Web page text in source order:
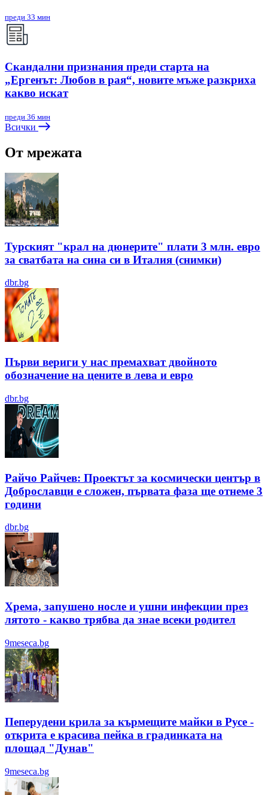
преди 33 мин
Скандални признания преди старта на
„Ергенът: Любов в рая“, новите мъже разкриха
какво искат
преди 36 мин
Всички
От мрежата
Турският "крал на дюнерите" плати 3 млн. евро
за сватбата на сина си в Италия (снимки)
dbr.bg
Първи вериги у нас премахват двойното
обозначение на цените в лева и евро
dbr.bg
Райчо Райчев: Проектът за космически център в
Доброславци е сложен, първата фаза ще отнеме 3
години
dbr.bg
Хрема, запушено носле и ушни инфекции през
лятотo - какво трябва да знае всеки родител
9meseca.bg
Пеперудени крила за кърмещите майки в Русе -
открита е красива пейка в градинката на
площад "Дунав"
9meseca.bg